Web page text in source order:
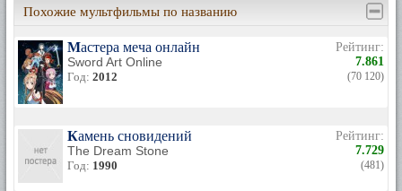
Похожие мультфильмы по названию
Мастера меча онлайн
Sword Art Online
Год: 2012
Рейтинг:
7.861
(70 120)
Камень сновидений
The Dream Stone
Год: 1990
Рейтинг:
7.729
(481)